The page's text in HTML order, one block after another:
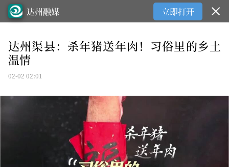
达州融媒 立即打开
达州渠县：杀年猪送年肉！习俗里的乡土
温情
02-02 02:01